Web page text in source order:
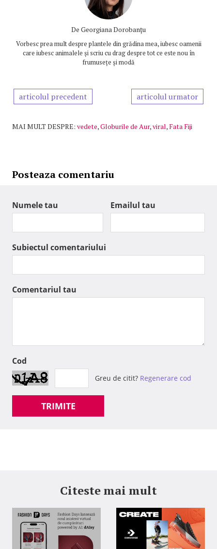
De Georgiana Dorobanțu
Vorbesc prea mult despre plantele din grădina mea, iubesc oamenii
care iubesc animalele și scriu cu drag despre tot ce este nou în
frumusețe și modă
articolul precedent articolul urmator
MAI MULT DESPRE: vedete,Globurile de Aur,viral,Fata Fiji
Posteaza comentariu
Numele tau Emailul tau
Subiectul comentariului
Comentariul tau
Cod
Greu de citit? Regenerare cod
TRIMITE
Citeste mai mult